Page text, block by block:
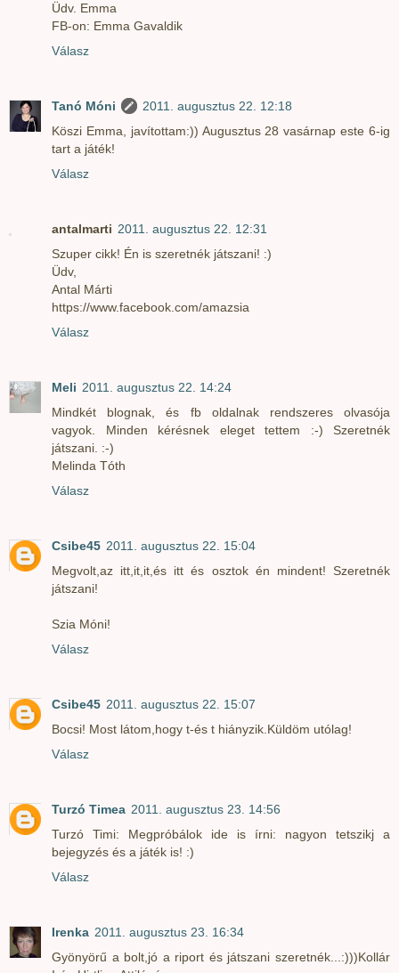
Üdv. Emma
FB-on: Emma Gavaldik
Válasz
Tanó Móni
2011. augusztus 22. 12:18
Köszi Emma, javítottam:)) Augusztus 28 vasárnap este 6-ig
tart a játék!
Válasz
antalmarti 2011. augusztus 22. 12:31
Szuper cikk! Én is szeretnék játszani! :)
Üdv,
Antal Márti
https://www.facebook.com/amazsia
Válasz
Meli 2011. augusztus 22. 14:24
Mindkét blognak, és fb oldalnak rendszeres olvasója
vagyok. Minden kérésnek eleget tettem :-) Szeretnék
játszani. :-)
Melinda Tóth
Válasz
Csibe45 2011. augusztus 22. 15:04
Megvolt,az itt,it,it,és itt és osztok én mindent! Szeretnék
játszani!
Szia Móni!
Válasz
Csibe45 2011. augusztus 22. 15:07
Bocsi! Most látom,hogy t-és t hiányzik.Küldöm utólag!
Válasz
Turzó Timea 2011. augusztus 23. 14:56
Turzó Timi: Megpróbálok ide is írni: nagyon tetszikj a
bejegyzés és a játék is! :)
Válasz
Irenka 2011. augusztus 23. 16:34
Gyönyörű a bolt,jó a riport és játszani szeretnék...:)))Kollár